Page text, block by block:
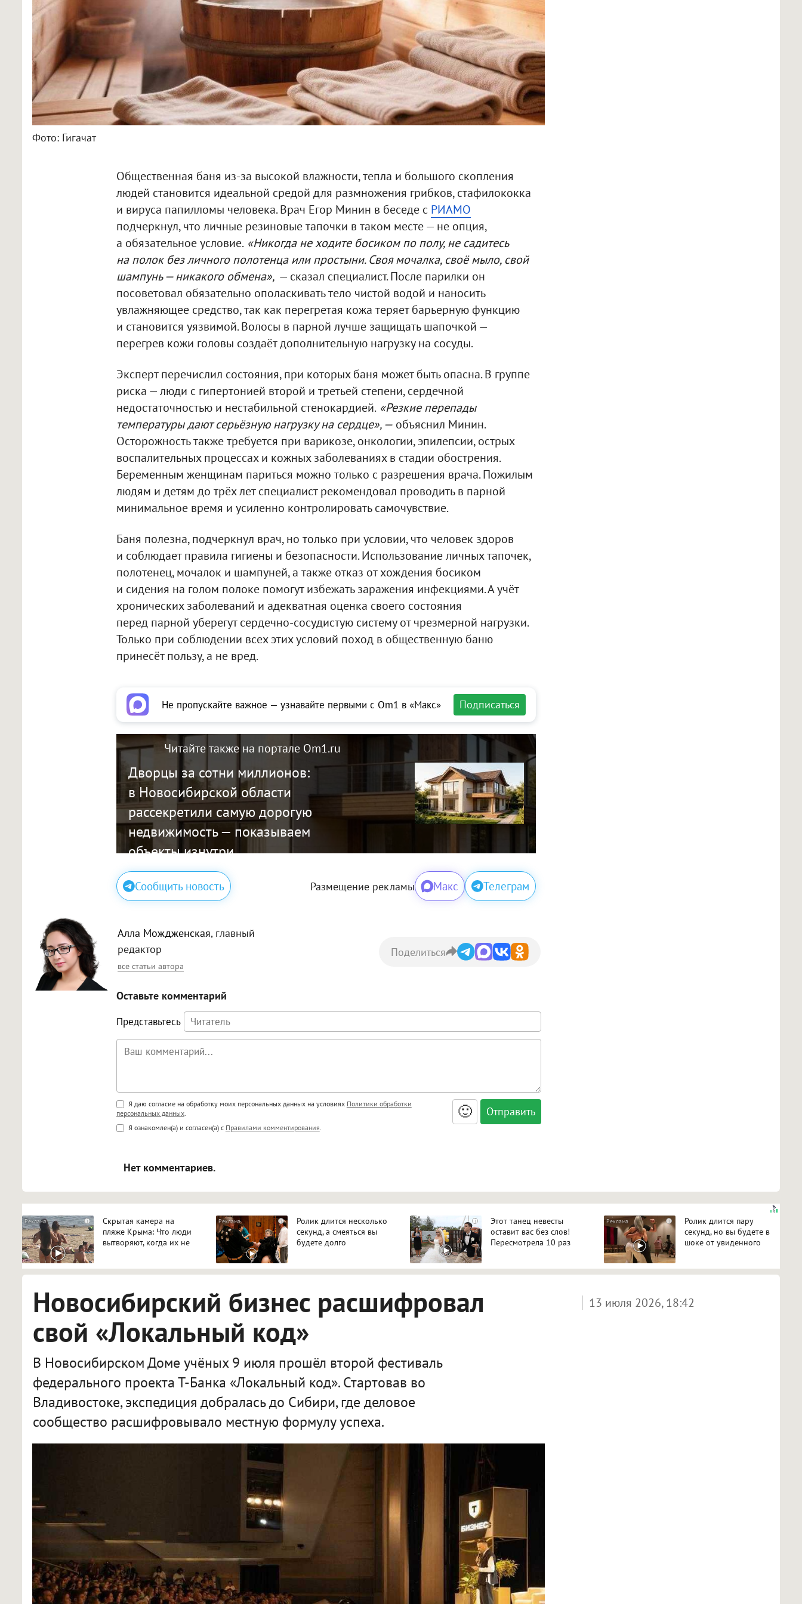
Фото: Гигачат
Общественная баня из-за высокой влажности, тепла и большого скопления
людей становится идеальной средой для размножения грибков, стафилококка
и вируса папилломы человека. Врач Егор Минин в беседе с РИАМО
подчеркнул, что личные резиновые тапочки в таком месте — не опция,
а обязательное условие.«Никогда не ходите босиком по полу, не садитесь
на полок без личного полотенца или простыни. Своя мочалка, своё мыло, свой
шампунь — никакого обмена», — сказал специалист. После парилки он
посоветовал обязательно ополаскивать тело чистой водой и наносить
увлажняющее средство, так как перегретая кожа теряет барьерную функцию
и становится уязвимой. Волосы в парной лучше защищать шапочкой —
перегрев кожи головы создаёт дополнительную нагрузку на сосуды.
Эксперт перечислил состояния, при которых баня может быть опасна. В группе
риска — люди с гипертонией второй и третьей степени, сердечной
недостаточностью и нестабильной стенокардией.«Резкие перепады
температуры дают серьёзную нагрузку на сердце», —объяснил Минин.
Осторожность также требуется при варикозе, онкологии, эпилепсии, острых
воспалительных процессах и кожных заболеваниях в стадии обострения.
Беременным женщинам париться можно только с разрешения врача. Пожилым
людям и детям до трёх лет специалист рекомендовал проводить в парной
минимальное время и усиленно контролировать самочувствие.
Баня полезна, подчеркнул врач, но только при условии, что человек здоров
и соблюдает правила гигиены и безопасности. Использование личных тапочек,
полотенец, мочалок и шампуней, а также отказ от хождения босиком
и сидения на голом полоке помогут избежать заражения инфекциями. А учёт
хронических заболеваний и адекватная оценка своего состояния
перед парной уберегут сердечно-сосудистую систему от чрезмерной нагрузки.
Только при соблюдении всех этих условий поход в общественную баню
принесёт пользу, а не вред.
Не пропускайте важное — узнавайте первыми с Om1 в «Макс» Подписаться
Читайте также на портале Om1.ru
Дворцы за сотни миллионов:
в Новосибирской области
рассекретили самую дорогую
недвижимость — показываем
объекты изнутри
Сообщить новость Размещение рекламы Макс Телеграм
Алла Мождженская, главный
редактор
все статьи автора
Поделиться
Оставьте комментарий
Представьтесь
Поддержка HTML
<b>, <strong>, <u>, <i>, <em>, <s>, <big>, <small>, <sup>, <sub>, <pre>, <ul>, <ol>, <li>,
<blockquote>, <code> экранирует HTML, адреса URL автоматически становятся ссылками, и
Я даю согласие на обработку моих персональных данных на условиях Политики обработки
персональных данных.
Я ознакомлен(а) и согласен(а) с Правилами комментирования.
🙂
Нет комментариев.
i
Скрытая камера на
пляже Крыма: Что люди
вытворяют, когда их не
i
Ролик длится несколько
секунд, а смеяться вы
будете долго
i
Этот танец невесты
оставит вас без слов!
Пересмотрела 10 раз
i
Ролик длится пару
секунд, но вы будете в
шоке от увиденного
Новосибирский бизнес расшифровал
свой «Локальный код»
В Новосибирском Доме учёных 9 июля прошёл второй фестиваль
федерального проекта Т-Банка «Локальный код». Стартовав во
Владивостоке, экспедиция добралась до Сибири, где деловое
сообщество расшифровывало местную формулу успеха.
13 июля 2026, 18:42